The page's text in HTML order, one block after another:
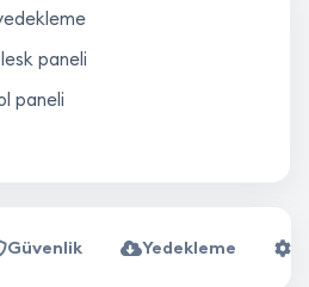
paneli
paneli
Güvenlik Yedekleme